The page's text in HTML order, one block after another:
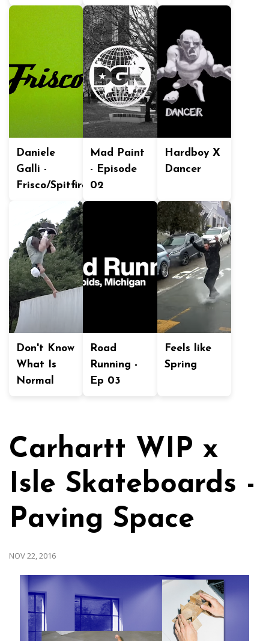
Daniele
Galli -
Frisco/Spitfire
Mad Paint
- Episode
02
Hardboy X
Dancer
Don't Know
What Is
Normal
Road
Running -
Ep 03
Feels like
Spring
Carhartt WIP x
Isle Skateboards -
Paving Space
NOV 22, 2016